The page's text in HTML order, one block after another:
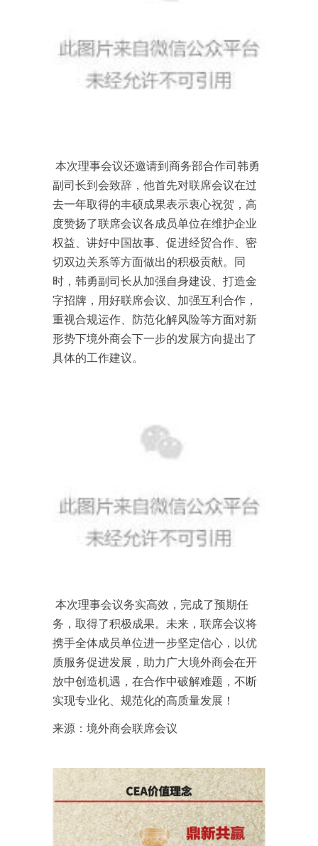
本次理事会议还邀请到商务部合作司韩勇
副司长到会致辞，他首先对联席会议在过
去一年取得的丰硕成果表示衷心祝贺，高
度赞扬了联席会议各成员单位在维护企业
权益、讲好中国故事、促进经贸合作、密
切双边关系等方面做出的积极贡献。同
时，韩勇副司长从加强自身建设、打造金
字招牌，用好联席会议、加强互利合作，
重视合规运作、防范化解风险等方面对新
形势下境外商会下一步的发展方向提出了
具体的工作建议。
本次理事会议务实高效，完成了预期任
务，取得了积极成果。未来，联席会议将
携手全体成员单位进一步坚定信心，以优
质服务促进发展，助力广大境外商会在开
放中创造机遇，在合作中破解难题，不断
实现专业化、规范化的高质量发展！
来源：境外商会联席会议